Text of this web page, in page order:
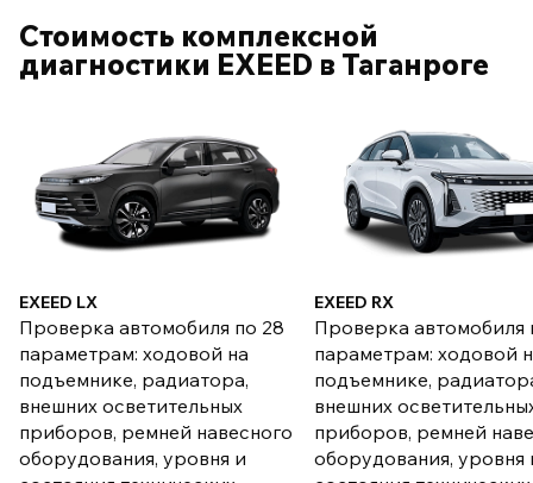
Стоимость комплексной
диагностики EXEED в Таганроге
EXEED LX
Проверка автомобиля по 28
параметрам: ходовой на
подъемнике, радиатора,
внешних осветительных
приборов, ремней навесного
оборудования, уровня и
EXEED RX
Проверка автомобиля
параметрам: ходовой
подъемнике,
внешних
приборов, ремней
оборудования, уровня